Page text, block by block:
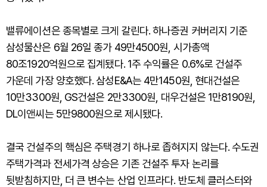
밸류에이션은 종목별로 크게 갈린다. 하나증권 커버리지 기준
삼성물산은 6월 26일 종가 49만4500원, 시가총액
80조1920억원으로 집계됐다. 1주 수익률은 0.6%로 건설주
가운데 가장 양호했다. 삼성E&A는 4만1450원, 현대건설은
10만3300원, GS건설은 2만3300원, 대우건설은 1만8190원,
DL이앤씨는 5만9800원으로 제시됐다.
결국 건설주의 핵심은 주택경기 하나로 좁혀지지 않는다. 수도권
주택가격과 전세가격 상승은 기존 건설주 투자 논리를
뒷받침하지만, 더 큰 변수는 산업 인프라다. 반도체 클러스터와